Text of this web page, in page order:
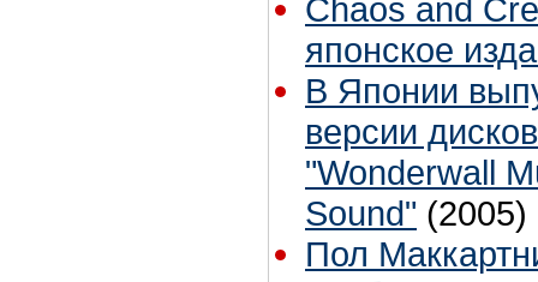
Chaos and
японское
В Японии
версии
"Wonderwall
Sound" (2005)
Пол